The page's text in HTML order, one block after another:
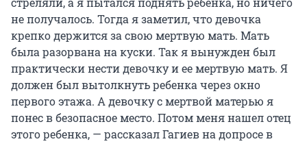
не получалось. Тогда я заметил, что девочка
крепко держится за свою мертвую мать. Мать
была разорвана на куски. Так я вынужден был
практически нести девочку и ее мертвую мать. Я
должен был вытолкнуть ребенка через окно
первого этажа. А девочку с мертвой матерью я
понес в безопасное место. Потом меня нашел отец
этого ребенка, — рассказал Гагиев на допросе в